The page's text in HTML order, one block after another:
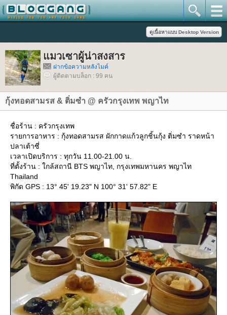
มวเซาผู้น่าสงสาร
ฝากข้อความหลังไมค์
ผู้ติดตามบล็อก : 99 คน
กุ้งทอดสามรส & ติ่มซำ @ ครัวกรุงเทพ พญาไท
ชื่อร้าน : ครัวกรุงเทพ
รายการอาหาร : กุ้งทอดสามรส ผักกาดแก้วลูกชิ้นกุ้ง ติ่มซำ ราดหน้า
ปลาเต้าซี่
เวลาเปิดบริการ : ทุกวัน 11.00-21.00 น.
ที่ตั้งร้าน : ใกล้สถานี BTS พญาไท, กรุงเทพมหานคร พญาไท
Thailand
พิกัด GPS : 13° 45' 19.23" N 100° 31' 57.82" E